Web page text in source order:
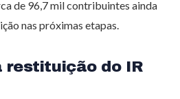
de 96,7 mil contribuintes ainda
nas próximas etapas.
restituição do IR